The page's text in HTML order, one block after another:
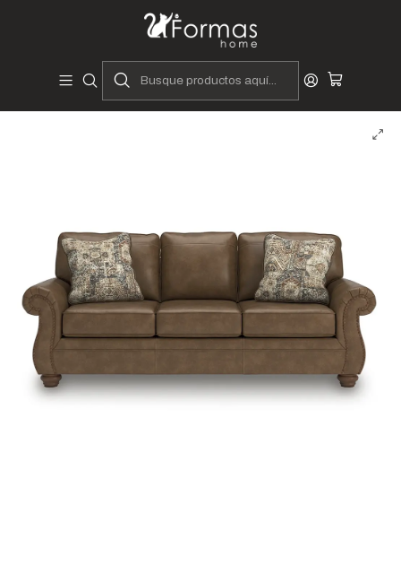
Diseñadores y Fabricantes Peruanos
Sofás y Seccionales
Sofá Zlate 3 Cuerpos